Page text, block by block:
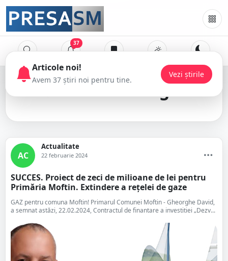
37
David Gheorghe
AC
Actualitate
22 februarie 2024
SUCCES. Proiect de zeci de milioane de lei pentru
Primăria Moftin. Extindere a rețelei de gaze
GAZ pentru comuna Moftin! Primarul Comunei Moftin - Gheorghe David,
a semnat astăzi, 22.02.2024, Contractul de finantare a investitiei „Dezv...
Articole noi!
Avem 37 știri noi pentru tine.
Vezi știrile